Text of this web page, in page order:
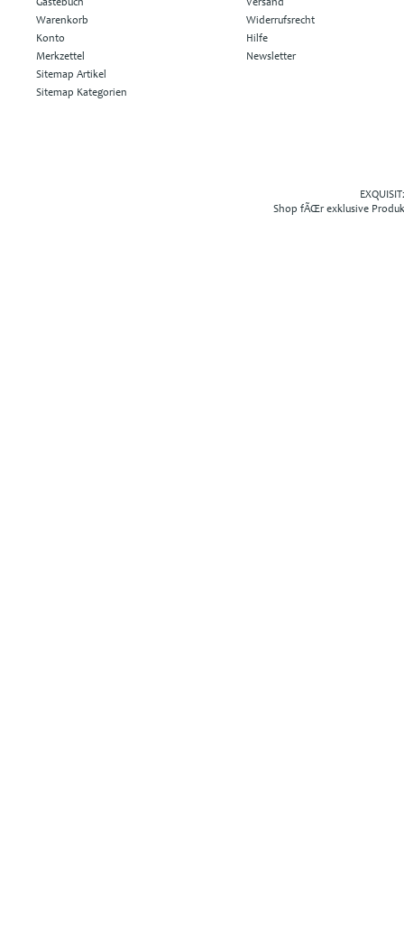
Gästebuch
Warenkorb
Konto
Merkzettel
Sitemap Artikel
Sitemap Kategorien
Versand
Widerrufsrecht
Hilfe
Newsletter
Shop fÃŒr exklusive